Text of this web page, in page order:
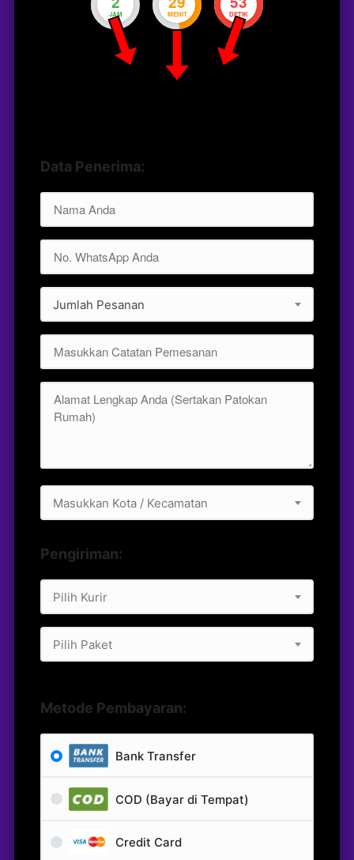
JAM MENIT DETIK
Data Penerima:
Jumlah Pesanan
Masukkan Kota / Kecamatan
Pengiriman:
Pilih Kurir
Pilih Paket
Metode Pembayaran:
Bank Transfer
COD (Bayar di Tempat)
Credit Card